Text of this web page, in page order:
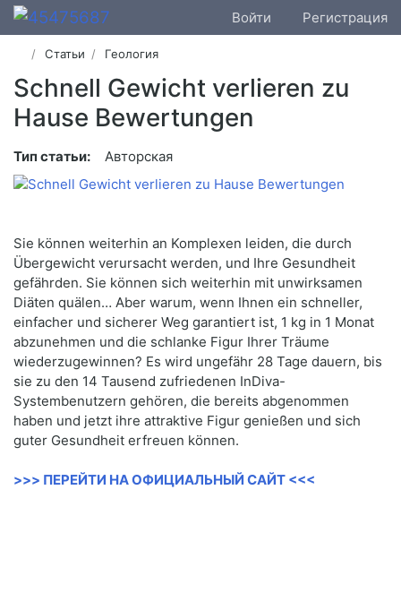
Войти Регистрация
Статьи Геология
Schnell Gewicht verlieren zu
Hause Bewertungen
Тип статьи: Авторская
Sie können weiterhin an Komplexen leiden, die durch
Übergewicht verursacht werden, und Ihre Gesundheit
gefährden. Sie können sich weiterhin mit unwirksamen
Diäten quälen… Aber warum, wenn Ihnen ein schneller,
einfacher und sicherer Weg garantiert ist, 1 kg in 1 Monat
abzunehmen und die schlanke Figur Ihrer Träume
wiederzugewinnen? Es wird ungefähr 28 Tage dauern, bis
sie zu den 14 Tausend zufriedenen InDiva-
Systembenutzern gehören, die bereits abgenommen
haben und jetzt ihre attraktive Figur genießen und sich
guter Gesundheit erfreuen können.
>>> ПЕРЕЙТИ НА ОФИЦИАЛЬНЫЙ САЙТ <<<